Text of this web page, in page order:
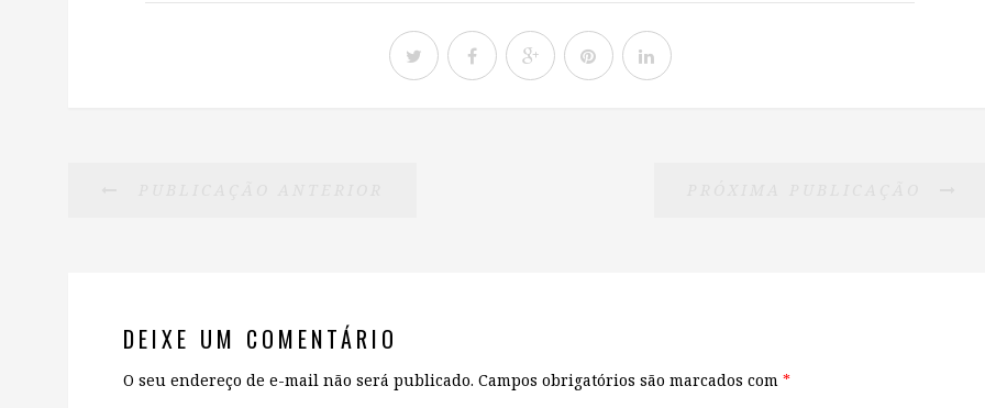
DEIXE UM COMENTÁRIO
O seu endereço de e-mail não será publicado. Campos obrigatórios são marcados com *